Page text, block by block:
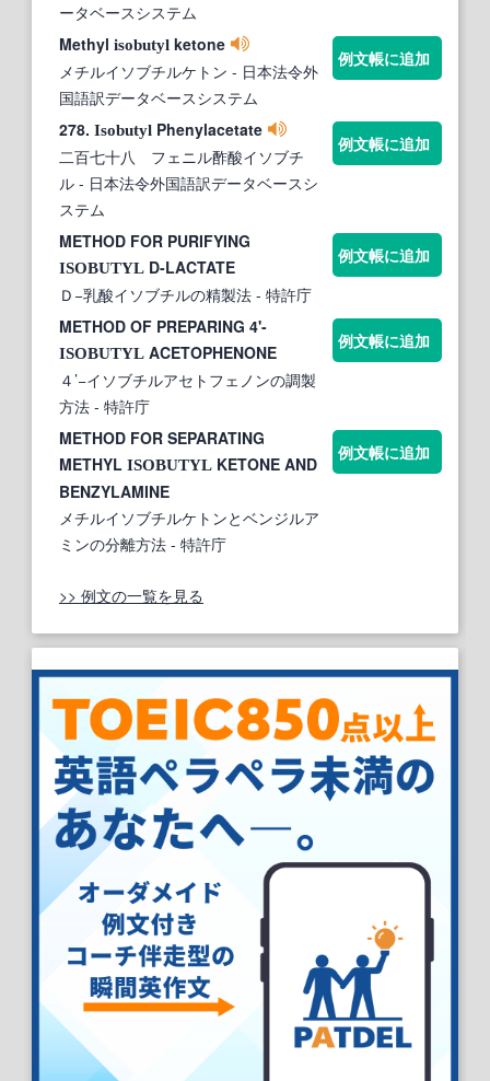
ータベースシステム
Methyl isobutyl ketone
メチルイソブチルケトン - 日本法令外
国語訳データベースシステム
例文帳に追加
278. Isobutyl Phenylacetate
二百七十八 フェニル酢酸イソブチ
ル - 日本法令外国語訳データベースシ
ステム
例文帳に追加
METHOD FOR PURIFYING
ISOBUTYL D-LACTATE
Ｄ−乳酸イソブチルの精製法 - 特許庁
例文帳に追加
METHOD OF PREPARING 4'-
ISOBUTYL ACETOPHENONE
４’−イソブチルアセトフェノンの調製
方法 - 特許庁
例文帳に追加
METHOD FOR SEPARATING
METHYL ISOBUTYL KETONE AND
BENZYLAMINE
メチルイソブチルケトンとベンジルア
ミンの分離方法 - 特許庁
例文帳に追加
>> 例文の一覧を見る